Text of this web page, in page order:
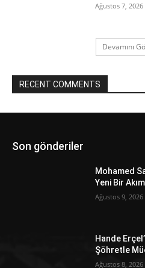
Ağustos 7, 2026
Devamını
RECENT COMMENTS
Son gönderiler
Mohamed
Yeni Bir
Ağustos 9, 2026
Hande
Şöhretle
Ağustos 8, 2026